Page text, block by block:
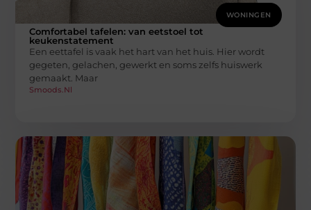
WONINGEN
Comfortabel tafelen: van eetstoel tot
keukenstatement
Een eettafel is vaak het hart van het huis. Hier wordt
gegeten, gelachen, gewerkt en soms zelfs huiswerk
gemaakt. Maar
Smoods.nl